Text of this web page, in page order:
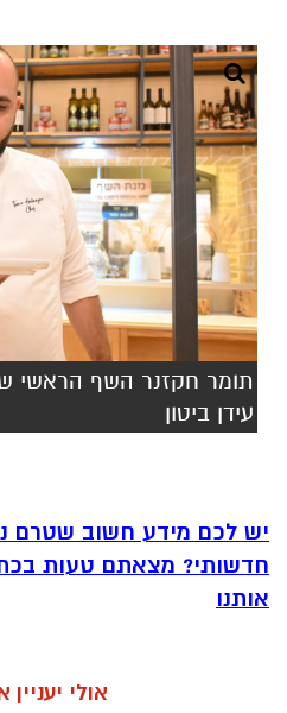
תומר חקזנר השף הראשי של
עידן ביטון
יש לכם מידע חשוב שטרם
חדשותי? מצאתם טעות
אותנו
אולי